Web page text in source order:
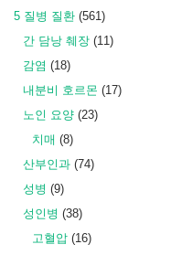
5 질병 질환 (561)
간 담낭 췌장 (11)
감염 (18)
내분비 호르몬 (17)
노인 요양 (23)
치매 (8)
산부인과 (74)
성병 (9)
성인병 (38)
고혈압 (16)